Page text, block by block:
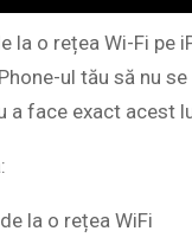
la o rețea Wi-Fi pe
ul tău să nu
a face exact acest
la o rețea WiFi